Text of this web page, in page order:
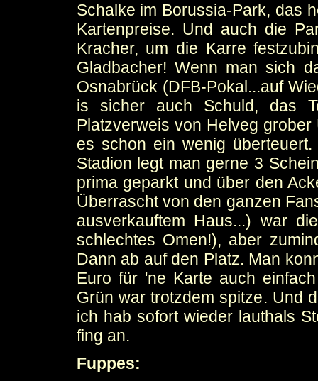
Schalke im Borussia-Park, das
Kartenpreise. Und auch die
Kracher, um die Karre
Gladbacher! Wenn man sich
Osnabrück (DFB-Pokal...auf
is sicher auch Schuld, das
Platzverweis von Helveg
es schon ein wenig
Stadion legt man gerne 3
prima geparkt und über den
Überrascht von den ganzen
ausverkauftem Haus...) war
schlechtes Omen!), aber
Dann ab auf den Platz. Man
Euro für 'ne Karte auch
Grün war trotzdem spitze. Und
ich hab sofort wieder lauthals
fing an.
Fuppes: